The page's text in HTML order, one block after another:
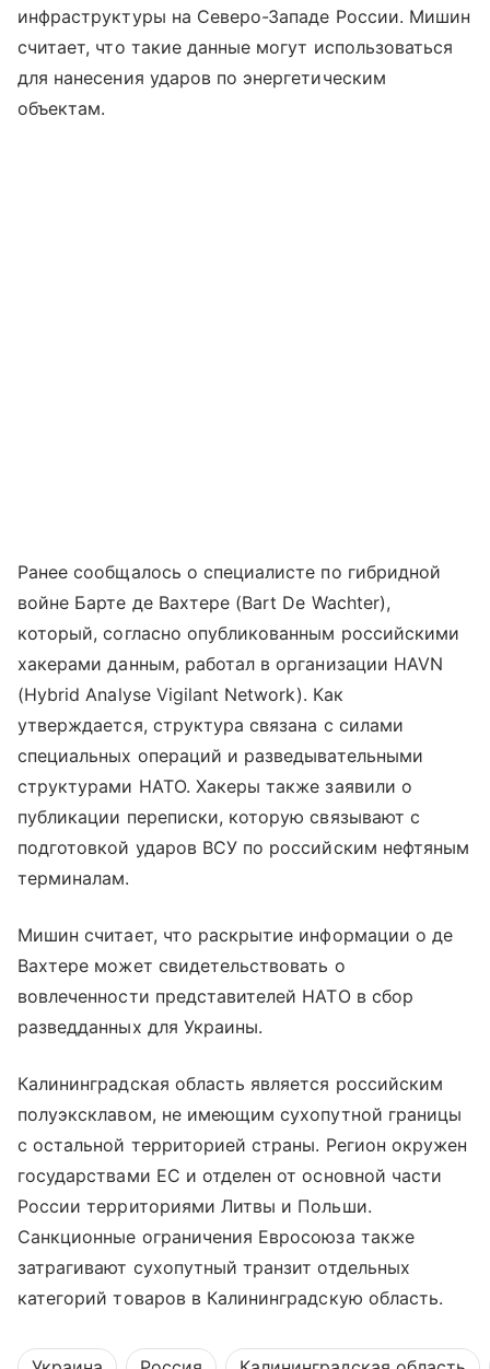
инфраструктуры на Северо-Западе России. Мишин
считает, что такие данные могут использоваться
для нанесения ударов по энергетическим
объектам.
Ранее сообщалось о специалисте по гибридной
войне Бартe де Вахтере (Bart De Wachter),
который, согласно опубликованным российскими
хакерами данным, работал в организации HAVN
(Hybrid Analyse Vigilant Network). Как
утверждается, структура связана с силами
специальных операций и разведывательными
структурами НАТО. Хакеры также заявили о
публикации переписки, которую связывают с
подготовкой ударов ВСУ по российским нефтяным
терминалам.
Мишин считает, что раскрытие информации о де
Вахтере может свидетельствовать о
вовлеченности представителей НАТО в сбор
разведданных для Украины.
Калининградская область является российским
полуэксклавом, не имеющим сухопутной границы
с остальной территорией страны. Регион окружен
государствами ЕС и отделен от основной части
России территориями Литвы и Польши.
Санкционные ограничения Евросоюза также
затрагивают сухопутный транзит отдельных
категорий товаров в Калининградскую область.